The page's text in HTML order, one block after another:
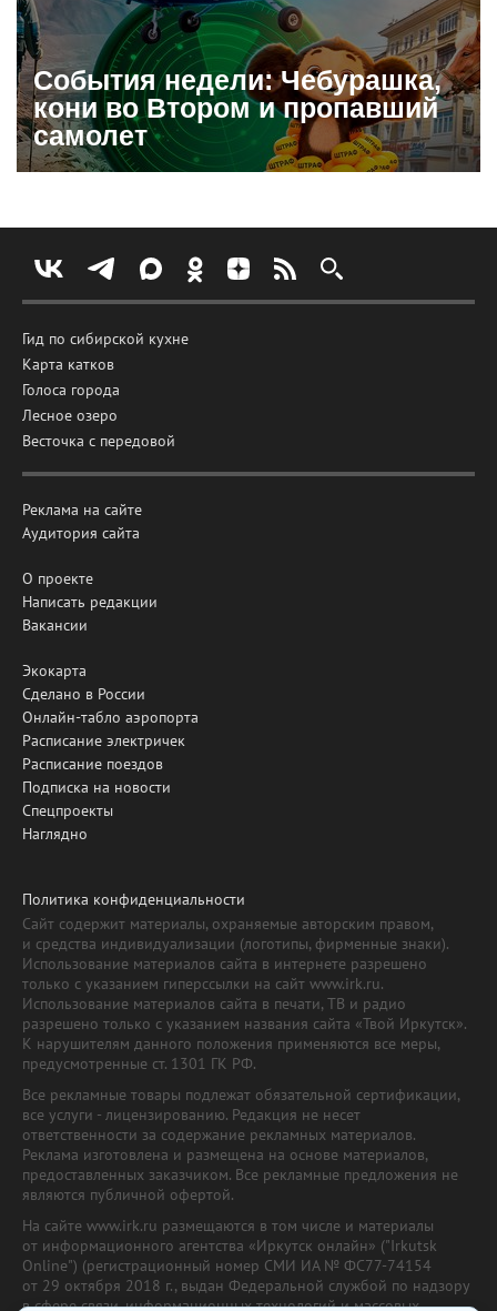
События недели: Чебурашка,
кони во Втором и пропавший
самолет
Гид по сибирской кухне
Карта катков
Голоса города
Лесное озеро
Весточка с передовой
Реклама на сайте
Аудитория сайта
О проекте
Написать редакции
Вакансии
Экокарта
Сделано в России
Онлайн-табло аэропорта
Расписание электричек
Расписание поездов
Подписка на новости
Спецпроекты
Наглядно
Политика конфиденциальности
Сайт содержит материалы, охраняемые авторским правом,
и средства индивидуализации (логотипы, фирменные знаки).
Использование материалов сайта в интернете разрешено
только с указанием гиперссылки на сайт www.irk.ru.
Использование материалов сайта в печати, ТВ и радио
разрешено только с указанием названия сайта «Твой Иркутск».
К нарушителям данного положения применяются все меры,
предусмотренные ст. 1301 ГК РФ.
Все рекламные товары подлежат обязательной сертификации,
все услуги - лицензированию. Редакция не несет
ответственности за содержание рекламных материалов.
Реклама изготовлена и размещена на основе материалов,
предоставленных заказчиком. Все рекламные предложения не
являются публичной офертой.
На сайте www.irk.ru размещаются в том числе и материалы
от информационного агентства «Иркутск онлайн» ("Irkutsk
Online") (регистрационный номер СМИ ИА № ФС77-74154
от 29 октября 2018 г., выдан Федеральной службой по надзору
в сфере связи, информационных технологий и массовых